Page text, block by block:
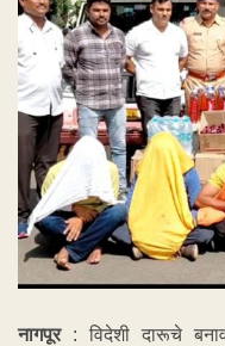
नागपूर : विदेशी दारूचे